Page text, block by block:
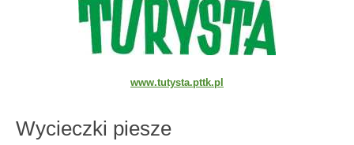
www.tutysta.pttk.pl
Wycieczki piesze